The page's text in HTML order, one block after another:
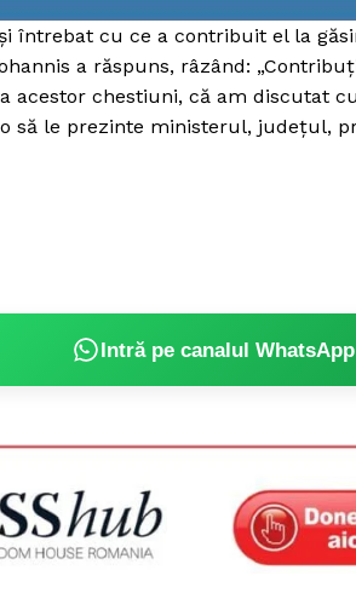
întrebat cu ce a contribuit el la
a răspuns, râzând:
acestor chestiuni, că am discutat cu
să le prezinte ministerul, județul,
Intră pe canalul WhatsApp